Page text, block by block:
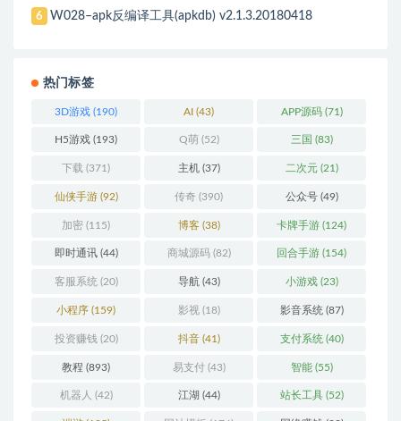
6 W028–apk反编译工具(apkdb) v2.1.3.20180418
热门标签
3D游戏 (190) AI (43) APP源码(71)
H5游戏 (193) Q萌 (52) 三国 (83)
下载 (371) 主机(37) 二次元(21)
仙侠手游(92) 传奇 (390) 公众号(49)
加密 (115) 博客(38) 卡牌手游 (124)
即时通讯(44) 商城源码(82) 回合手游 (154)
客服系统 (20) 导航(43) 小游戏(23)
小程序 (159) 影视(18) 影音系统 (87)
投资赚钱 (20) 抖音(41) 支付系统 (40)
教程 (893) 易支付(43) 智能(55)
机器人 (42) 江湖 (44) 站长工具(52)